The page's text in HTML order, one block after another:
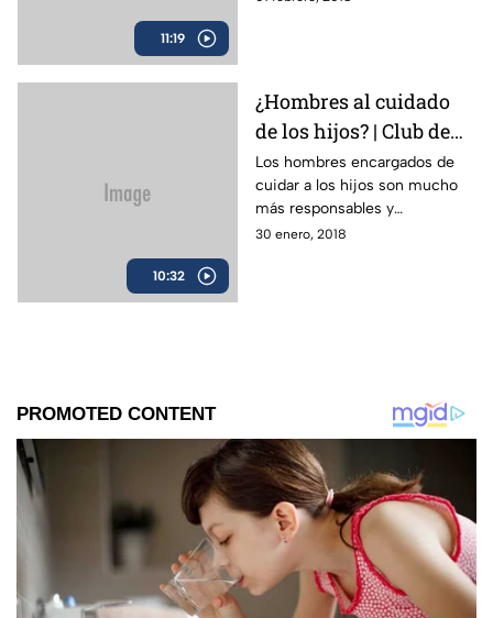
11:19
10:32
¿Hombres al cuidado
de los hijos? | Club de
Eva
Los hombres encargados de
cuidar a los hijos son mucho
más responsables y
concientes de la labor que
30 enero, 2018